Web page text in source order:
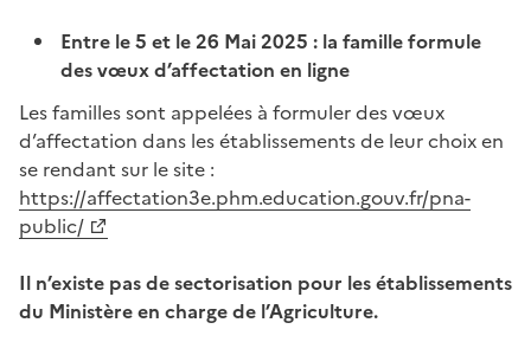
Entre le 5 et le 26 Mai 2025 : la famille formule
des vœux d’affectation en ligne
Les familles sont appelées à formuler des vœux
d’affectation dans les établissements de leur choix en
se rendant sur le site :
https://affectation3e.phm.education.gouv.fr/pna-
public/
Il n’existe pas de sectorisation pour les établissements
du Ministère en charge de l’Agriculture.